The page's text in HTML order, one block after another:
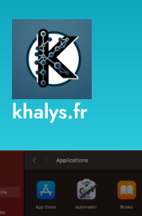
content
khalys.fr